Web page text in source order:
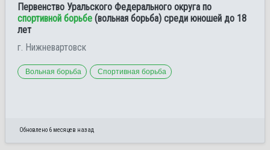
Первенство Уральского Федерального округа по
спортивной борьбе (вольная борьба) среди юношей до 18
лет
г. Нижневартовск
Вольная борьба Спортивная борьба
Обновлено 6 месяцев назад